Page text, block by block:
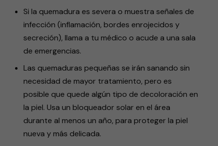
Si la quemadura es severa o muestra señales de
infección (inflamación, bordes enrojecidos y
secreción), llama a tu médico o acude a una sala
de emergencias.
Las quemaduras pequeñas se irán sanando sin
necesidad de mayor tratamiento, pero es
posible que quede algún tipo de decoloración en
la piel. Usa un bloqueador solar en el área
durante al menos un año, para proteger la piel
nueva y más delicada.